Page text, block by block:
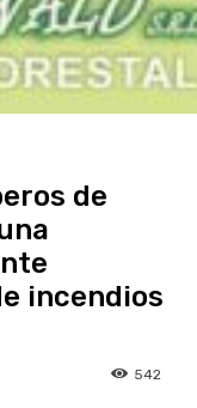
de
incendios
542